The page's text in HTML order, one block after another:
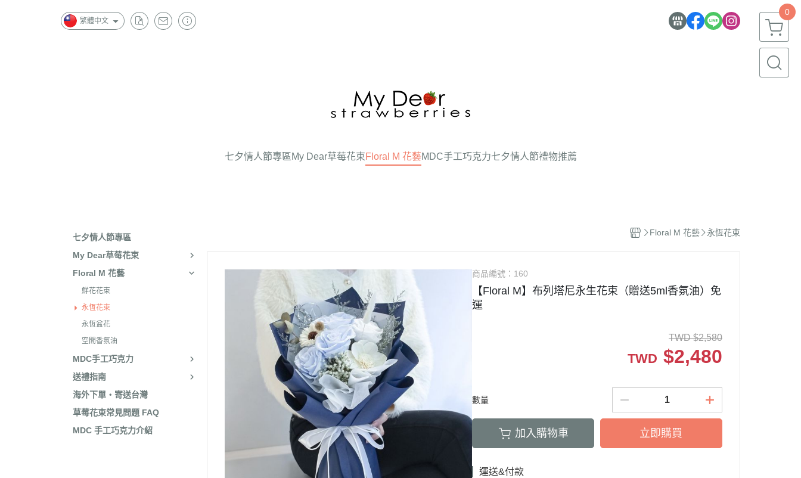
繁體中文
0
七夕情人節專區 My Dear草莓花束Floral M 花藝MDC手工巧克力七夕情人節禮物推薦
七夕情人節專區
My Dear草莓花束
Floral M 花藝
鮮花花束
永恆花束
永恆盆花
空間香氛油
MDC手工巧克力
送禮指南
海外下單・寄送台灣
草莓花束常見問題 FAQ
MDC 手工巧克力介紹
Floral M 花藝 永恆花束
商品編號： 160
【Floral M】布列塔尼永生花束（贈送5ml香氛油）免
運
TWD $2,580
TWD $2,480
數量
加入購物車 立即購買
運送&付款